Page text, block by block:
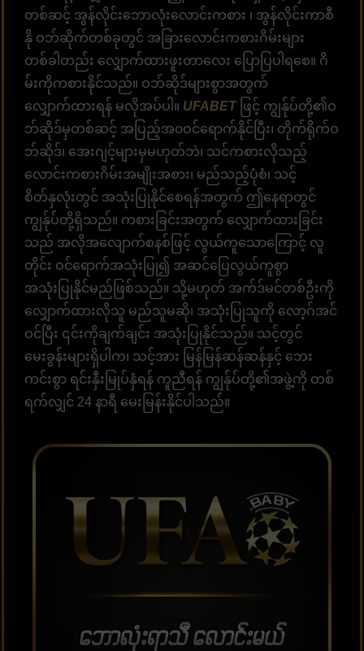
တစ်ဆင့် အွန်လိုင်းဘောလုံးလောင်းကစား ၊ အွန်လိုင်းကာစီ
နို ဝဘ်ဆိုက်တစ်ခုတွင် အခြားလောင်းကစားဂိမ်းများ
တစ်ခါတည်း လျှောက်ထားဖူးတာလေး ပြောပြပါရစေ။ ဂိ
မ်းကိုကစားနိုင်သည်။ ဝဘ်ဆိုဒ်များစွာအတွက်
လျှောက်ထားရန် မလိုအပ်ပါ။ UFABETဖြင့် ကျွန်ုပ်တို့၏ဝ
ဘ်ဆိုဒ်မှတစ်ဆင့် အပြည့်အ၀ဝင်ရောက်နိုင်ပြီး၊ တိုက်ရိုက်ဝ
ဘ်ဆိုဒ်၊ အေးဂျင့်များမှမဟုတ်ဘဲ၊ သင်ကစားလိုသည့်
လောင်းကစားဂိမ်းအမျိုးအစား၊ မည်သည့်ပုံစံ၊ သင့်
စိတ်နှလုံးတွင် အသုံးပြုနိုင်စေရန်အတွက် ဤနေရာတွင်
ကျွန်ုပ်တို့ရှိသည်။ ကစားခြင်းအတွက် လျှောက်ထားခြင်း
သည် အလိုအလျောက်စနစ်ဖြင့် လွယ်ကူသောကြောင့် လူ
တိုင်း ဝင်ရောက်အသုံးပြု၍ အဆင်ပြေလွယ်ကူစွာ
အသုံးပြုနိုင်မည်ဖြစ်သည်။ သို့မဟုတ် အက်ဒ်မင်တစ်ဦးကို
လျှောက်ထားလိုသူ မည်သူမဆို၊ အသုံးပြုသူကို လော့ဂ်အင်
ဝင်ပြီး ၎င်းကိုချက်ချင်း အသုံးပြုနိုင်သည်။ သင့်တွင်
မေးခွန်းများရှိပါက၊ သင့်အား မြန်မြန်ဆန်ဆန်နှင့် ဘေး
ကင်းစွာ ရင်းနှီးမြုပ်နှံရန် ကူညီရန် ကျွန်ုပ်တို့၏အဖွဲ့ကို တစ်
ရက်လျှင် 24 နာရီ မေးမြန်းနိုင်ပါသည်။